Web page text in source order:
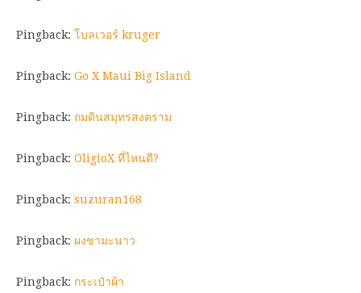
Pingback: โบลเวอร์ kruger
Pingback: Go X Maui Big Island
Pingback: ถมดินสมุทรสงคราม
Pingback: OligioX ที่ไหนดี?
Pingback: suzuran168
Pingback: ผงชามะนาว
Pingback: กระเป๋าผ้า